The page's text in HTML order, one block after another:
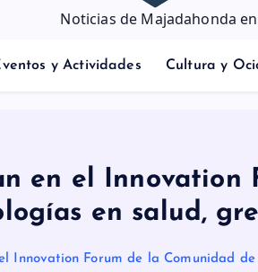
Noticias de Majadahonda
y Actividades Cultura y
en el
en salud,
Innovation Forum de la Comunidad